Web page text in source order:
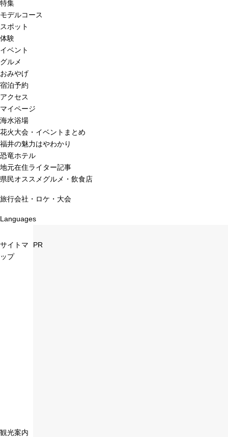
特集
モデルコース
スポット
体験
イベント
グルメ
おみやげ
宿泊予約
アクセス
マイページ
海水浴場
花火大会・イベントまとめ
福井の魅力はやわかり
恐竜ホテル
地元在住ライター記事
県民オススメグルメ・飲食店
旅行会社・ロケ・大会
Languages
サイトマ
ップ
観光案内
PR